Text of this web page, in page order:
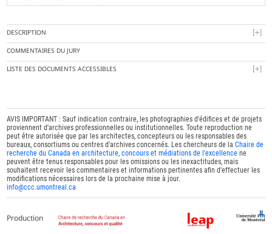
DESCRIPTION
COMMENTAIRES DU JURY
LISTE DES DOCUMENTS ACCESSIBLES
AVIS IMPORTANT : Sauf indication contraire, les photographies d'édifices et de projets
proviennent d'archives professionnelles ou institutionnelles. Toute reproduction ne
peut être autorisée que par les architectes, concepteurs ou les responsables des
bureaux, consortiums ou centres d'archives concernés. Les chercheurs de laChaire de
recherche du Canada en architecture, concours et médiations de l'excellence ne
peuvent être tenus responsables pour les omissions ou les inexactitudes, mais
souhaitent recevoir les commentaires et informations pertinentes afin d'effectuer les
modifications nécessaires lors de la prochaine mise à jour.
info@ccc.umontreal.ca
Production